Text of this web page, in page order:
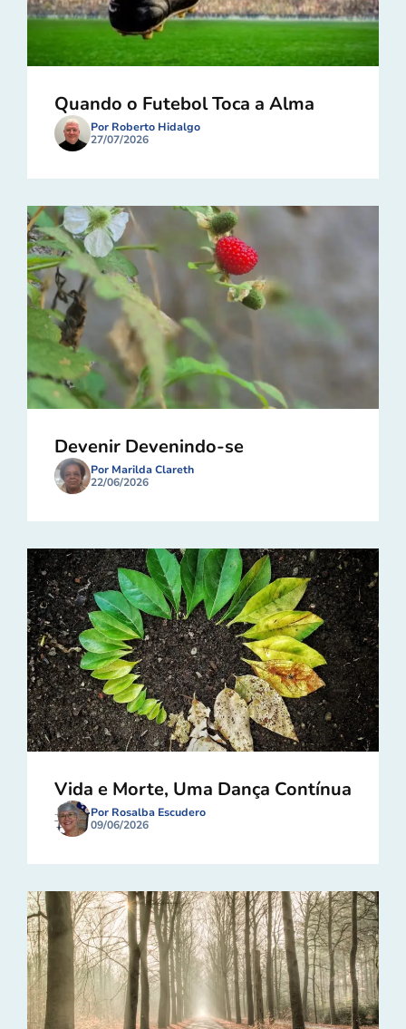
Quando o Futebol Toca a Alma
Por Roberto Hidalgo
27/07/2026
Devenir Devenindo-se
Por Marilda Clareth
22/06/2026
Vida e Morte, Uma Dança Contínua
Por Rosalba Escudero
09/06/2026